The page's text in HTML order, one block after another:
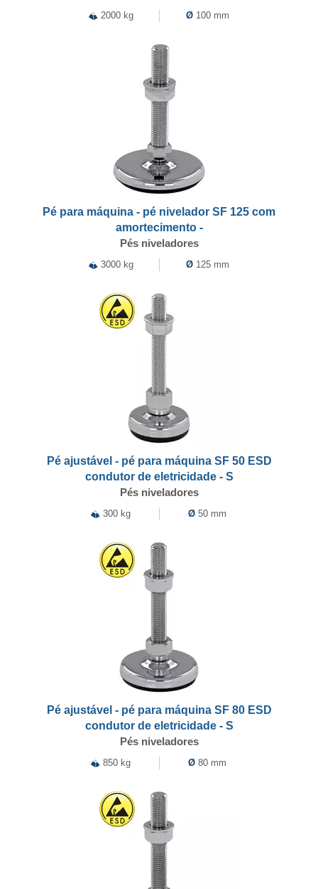
2000 kg Ø 100 mm
Pé para máquina - pé nivelador SF 125 com
amortecimento -
Pés niveladores
3000 kg Ø 125 mm
Pé ajustável - pé para máquina SF 50 ESD
condutor de eletricidade - S
Pés niveladores
300 kg Ø 50 mm
Pé ajustável - pé para máquina SF 80 ESD
condutor de eletricidade - S
Pés niveladores
850 kg Ø 80 mm